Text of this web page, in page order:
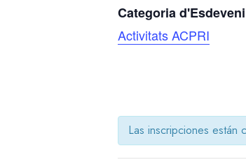
Categoria
Activitats ACPRI
Las inscripciones están